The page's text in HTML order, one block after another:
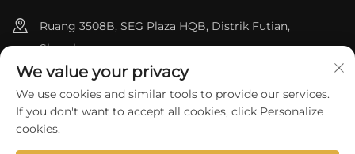
Ruang 3508B, SEG Plaza HQB, Distrik Futian,
Shenzhen
+8615817427232
[email protected]
We value your privacy
We use cookies and similar tools to provide our services.
If you don't want to accept all cookies, click Personalize
cookies.